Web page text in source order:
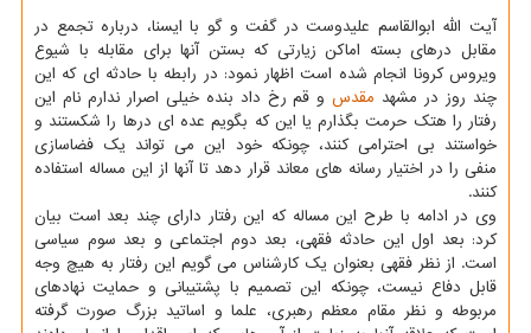
آیت الله ابوالقاسم علیدوست در گفت و گو با ایسنا، درباره تجمع در
مقابل درهای بسته اماكن زیارتی كه بستن آنها برای مقابله با شیوع
ویروس كرونا انجام شده است اظهار نمود: در رابطه با حادثه ای كه این
چند روز در مشهد مقدسو قم رخ داد بنده خیلی اصرار ندارم نام این
رفتار را هتك حرمت بگذارم یا این كه بگویم عده ای درها را شكستند و
خواستند بی احترامی كنند، چونكه خود این می تواند یك فضاسازی
منفی را در اختیار رسانه های معاند قرار دهد تا آنها از این مساله استفاده
كنند.
وی در ادامه با طرح این مساله كه این رفتار دارای چند بعد است بیان
كرد: بعد اول این حادثه فقهی، بعد دوم اجتماعی و بعد سوم سیاسی
است. از نظر فقهی بعنوان یك كارشناس می گویم این رفتار به هیچ وجه
قابل دفاع نیست، چونكه این تصمیم با پشتیبانی و حمایت نهادهای
مربوطه و نظر مقام معظم رهبری، علما و اساتید بزرگ صورت گرفته